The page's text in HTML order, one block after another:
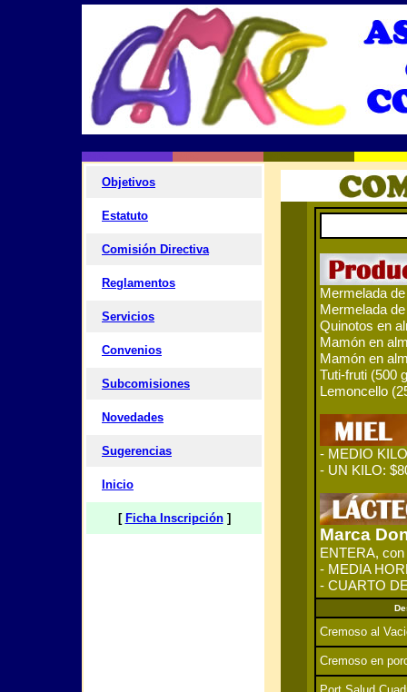
Objetivos
Estatuto
Comisión Directiva
Reglamentos
Servicios
Convenios
Subcomisiones
Novedades
Sugerencias
Inicio
[ Ficha Inscripción]
Mermelada
Mermelada
Quinotos en
Mamón en
Mamón en
Tuti-fruti (500
Lemoncello
- MEDIO
- UN KILO:
Marca
ENTERA,
- MEDIA
- CUARTO
Cremoso al
Cremoso en